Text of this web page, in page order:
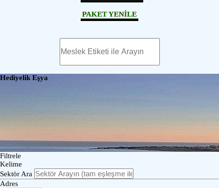
PAKET YENİLE
Hediyelik Eşya
Filtrele
Kelime
Sektör Ara
Adres